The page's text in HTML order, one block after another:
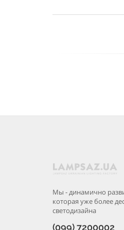
Мы - динамично
которая уже более
светодизайна
(099) 7200002